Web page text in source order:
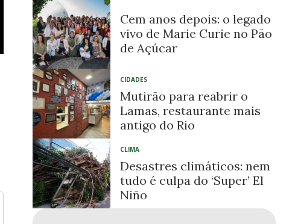
Cem anos depois: o legado
vivo de Marie Curie no Pão
de Açúcar
CIDADES
Mutirão para reabrir o
Lamas, restaurante mais
antigo do Rio
CLIMA
Desastres climáticos: nem
tudo é culpa do ‘Super’ El
Niño